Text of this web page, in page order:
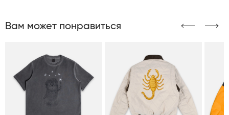
Вам может понравиться